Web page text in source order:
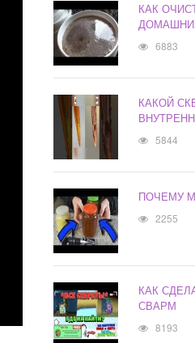
КАК
6883
КАКОЙ
5844
ПОЧЕМУ
2255
КАК
СВАРМ
8193